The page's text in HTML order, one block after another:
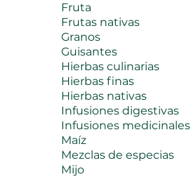
Fruta
Frutas nativas
Granos
Guisantes
Hierbas culinarias
Hierbas finas
Hierbas nativas
Infusiones digestivas
Infusiones medicinales
Maíz
Mezclas de especias
Mijo